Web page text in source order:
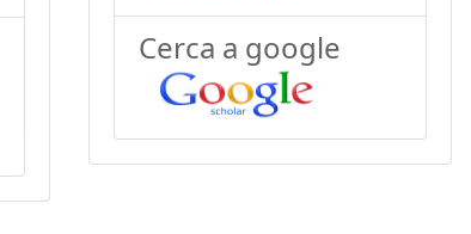
Cerca a google